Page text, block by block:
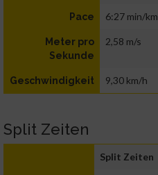
Pace 6:27 min/km
Meter pro
Sekunde
2,58 m/s
Geschwindigkeit 9,30 km/h
Split Zeiten
Split Zeiten